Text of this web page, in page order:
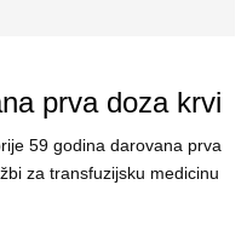
prva doza krvi
59 godina darovana prva
za transfuzijsku medicinu